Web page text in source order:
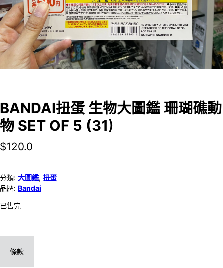
BANDAI扭蛋 生物大圖鑑 珊瑚礁動
物 SET OF 5 (31)
$120.0
分類: 大圖鑑, 扭蛋
品牌: Bandai
已售完
條款